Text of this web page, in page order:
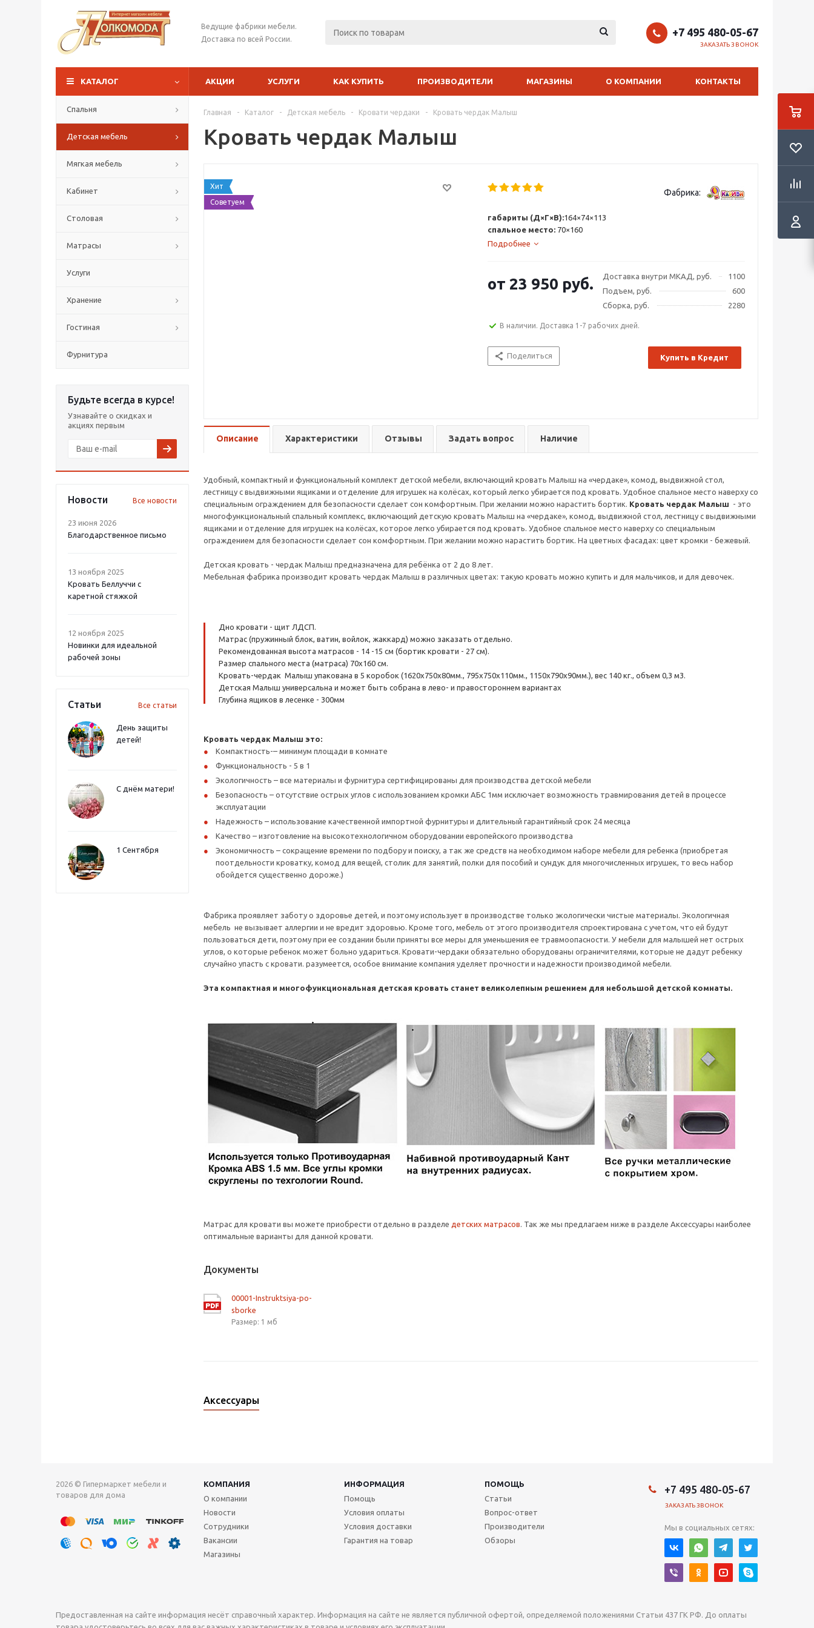
Ведущие фабрики мебели.
Доставка по всей России.
+7 495 480-05-67
ЗАКАЗАТЬ ЗВОНОК
КАТАЛОГ АКЦИИ УСЛУГИ КАК КУПИТЬ ПРОИЗВОДИТЕЛИ МАГАЗИНЫ О КОМПАНИИ КОНТАКТЫ
Спальня
Детская мебель
Мягкая мебель
Кабинет
Столовая
Матрасы
Услуги
Хранение
Гостиная
Фурнитура
Будьте всегда в курсе!
Узнавайте о скидках и
акциях первым
Новости Все новости
23 июня 2026
Благодарственное письмо
13 ноября 2025
Кровать Беллуччи с
каретной стяжкой
12 ноября 2025
Новинки для идеальной
рабочей зоны
Статьи Все статьи
День защиты
детей!
С днём матери!
1 Сентября
Главная - Каталог - Детская мебель - Кровати чердаки - Кровать чердак Малыш
Кровать чердак Малыш
Хит
Советуем
Фабрика:
габариты (Д×Г×В):164×74×113
спальное место: 70×160
Подробнее
Доставка внутри МКАД, руб.
1100
Подъем, руб.
600
Сборка, руб.
2280
от 23 950 руб.
В наличии. Доставка 1-7 рабочих дней.
Поделиться Купить в Кредит
Описание Характеристики Отзывы Задать вопрос Наличие
Удобный, компактный и функциональный комплект детской мебели, включающий кровать Малыш на «чердаке», комод, выдвижной стол,
лестницу с выдвижными ящиками и отделение для игрушек на колёсах, который легко убирается под кровать. Удобное спальное место наверху со
специальным ограждением для безопасности сделает сон комфортным. При желании можно нарастить бортик. Кровать чердак Малыш - это
многофункциональный спальный комплекс, включающий детскую кровать Малыш на «чердаке», комод, выдвижной стол, лестницу с выдвижными
ящиками и отделение для игрушек на колёсах, которое легко убирается под кровать. Удобное спальное место наверху со специальным
ограждением для безопасности сделает сон комфортным. При желании можно нарастить бортик. На цветных фасадах: цвет кромки - бежевый.
Детская кровать - чердак Малыш предназначена для ребёнка от 2 до 8 лет.
Мебельная фабрика производит кровать чердак Малыш в различных цветах: такую кровать можно купить и для мальчиков, и для девочек.
Дно кровати - щит ЛДСП.
Матрас (пружинный блок, ватин, войлок, жаккард) можно заказать отдельно.
Рекомендованная высота матрасов - 14 -15 см (бортик кровати - 27 см).
Размер спального места (матраса) 70х160 см.
Кровать-чердак Малыш упакована в 5 коробок (1620х750х80мм., 795х750х110мм., 1150х790х90мм.), вес 140 кг., объем 0,3 м3.
Детская Малыш универсальна и может быть собрана в лево- и правостороннем вариантах
Глубина ящиков в лесенке - 300мм
Кровать чердак Малыш это:
Компактность-– минимум площади в комнате
Функциональность - 5 в 1
Экологичность – все материалы и фурнитура сертифицированы для производства детской мебели
Безопасность – отсутствие острых углов с использованием кромки АБС 1мм исключает возможность травмирования детей в процессе
эксплуатации
Надежность – использование качественной импортной фурнитуры и длительный гарантийный срок 24 месяца
Качество – изготовление на высокотехнологичном оборудовании европейского производства
Экономичность – сокращение времени по подбору и поиску, а так же средств на необходимом наборе мебели для ребенка (приобретая
поотдельности кроватку, комод для вещей, столик для занятий, полки для пособий и сундук для многочисленных игрушек, то весь набор
обойдется существенно дороже.)
Фабрика проявляет заботу о здоровье детей, и поэтому использует в производстве только экологически чистые материалы. Экологичная
мебель не вызывает аллергии и не вредит здоровью. Кроме того, мебель от этого производителя спроектирована с учетом, что ей будут
пользоваться дети, поэтому при ее создании были приняты все меры для уменьшения ее травмоопасности. У мебели для малышей нет острых
углов, о которые ребенок может больно удариться. Кровати-чердаки обязательно оборудованы ограничителями, которые не дадут ребенку
случайно упасть с кровати. разумеется, особое внимание компания уделяет прочности и надежности производимой мебели.
Эта компактная и многофункциональная детская кровать станет великолепным решением для небольшой детской комнаты.
Матрас для кровати вы можете приобрести отдельно в разделе детских матрасов. Так же мы предлагаем ниже в разделе Аксессуары наиболее
оптимальные варианты для данной кровати.
Документы
00001-Instruktsiya-po-
sborke
Размер: 1 мб
Аксессуары
2026 © Гипермаркет мебели и
товаров для дома
КОМПАНИЯ ИНФОРМАЦИЯ
ПОМОЩЬ
О компании
Новости
Сотрудники
Вакансии
Магазины
Помощь
Условия оплаты
Условия доставки
Гарантия на товар
Статьи
Вопрос-ответ
Производители
Обзоры
+7 495 480-05-67
ЗАКАЗАТЬ ЗВОНОК
Мы в социальных сетях:
Предоставленная на сайте информация несёт справочный характер. Информация на сайте не является публичной офертой, определяемой положениями Статьи 437 ГК РФ. До оплаты